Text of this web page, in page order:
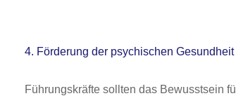
4. Förderung der psychischen
Führungskräfte sollten das Bewusstsein